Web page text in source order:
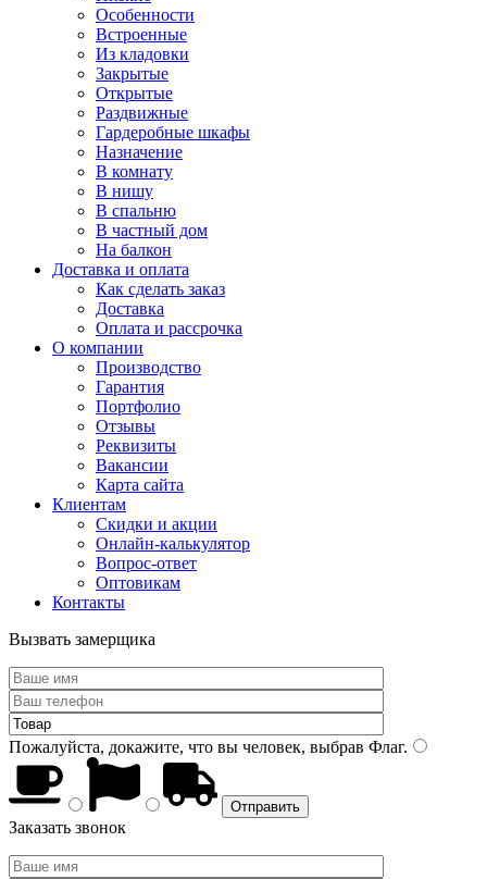
Особенности
Встроенные
Из кладовки
Закрытые
Открытые
Раздвижные
Гардеробные шкафы
Назначение
В комнату
В нишу
В спальню
В частный дом
На балкон
Доставка и оплата
Как сделать заказ
Доставка
Оплата и рассрочка
О компании
Производство
Гарантия
Портфолио
Отзывы
Реквизиты
Вакансии
Карта сайта
Клиентам
Скидки и акции
Онлайн-калькулятор
Вопрос-ответ
Оптовикам
Контакты
Вызвать замерщика
Пожалуйста, докажите, что вы человек, выбрав Флаг.
Заказать звонок